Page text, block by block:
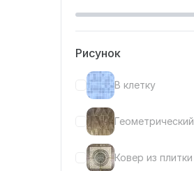
Рисунок
В клетку
Геометрический
Ковер из плитки